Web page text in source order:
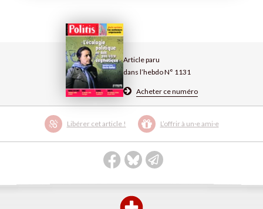
Article paru
dans l’hebdo N° 1131
Acheter ce numéro
Libérer cet article ! L’offrir à un·e ami·e